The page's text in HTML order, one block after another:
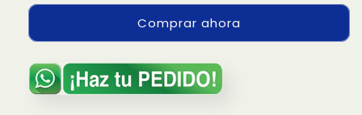
Comprar ahora